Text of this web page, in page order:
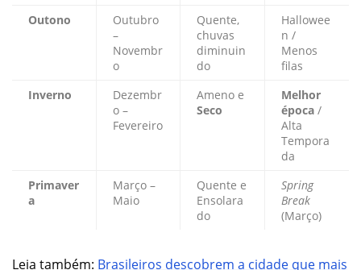
Outono
Outubro
–
Novembr
o
Quente,
chuvas
diminuin
do
Hallowee
n /
Menos
filas
Inverno
Dezembr
o –
Fevereiro
Ameno e
Seco
Melhor
época /
Alta
Tempora
da
Primaver
a
Março –
Maio
Quente e
Ensolara
do
Spring
Break
(Março)
Leia também: Brasileiros descobrem a cidade que mais